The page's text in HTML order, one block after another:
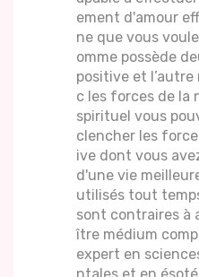
ement d'amour
ne que vous
omme possède
positive et
c les forces de la
spirituel vous
clencher les
ive dont vous
d'une vie
utilisés tout
sont contraires à
ître médium
expert en